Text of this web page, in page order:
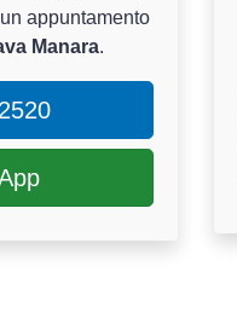
appuntamento
Manara.